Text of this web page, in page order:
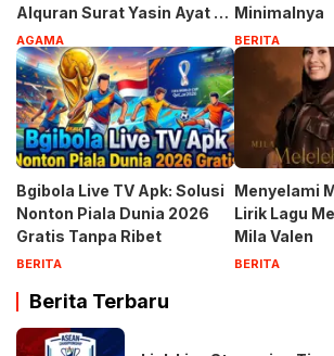
Alquran Surat Yasin Ayat 1-
83
AGAMA
Minimalnya
BERITA
Bgibola Live TV Apk: Solusi
Nonton Piala Dunia 2026
Gratis Tanpa Ribet
BERITA
Menyelami
Lirik Lagu
Mila Valen
BERITA
Berita Terbaru